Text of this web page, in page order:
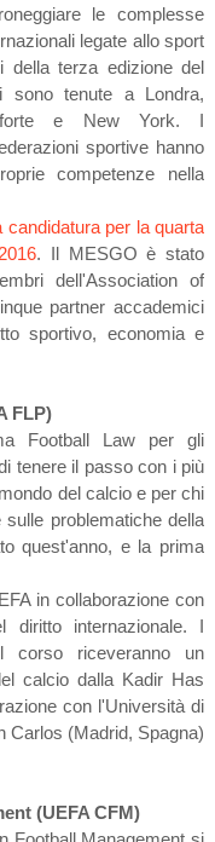
le complesse
legate allo sport
della terza edizione del
sono tenute a Londra,
e New York. I
sportive hanno
competenze nella
candidatura per la quarta
. Il MESGO è stato
dell'Association of
partner accademici
sportivo, economia e
FLP)
Football Law per gli
tenere il passo con i più
del calcio e per chi
problematiche della
quest'anno, e la prima
in collaborazione con
diritto internazionale. I
corso riceveranno un
calcio dalla Kadir Has
con l'Università di
Carlos (Madrid, Spagna)
(UEFA CFM)